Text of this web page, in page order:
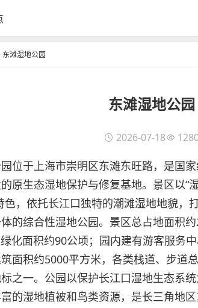
东滩湿地公园
东滩湿地公园
2026-07-18
位于上海市崇明区东滩东旺路，是国
原生态湿地保护与修复基地。景区以“
色，依托长江口独特的潮滩湿地地貌，
的综合性湿地公园。景区总占地面积
化面积约90公顷；园内建有游客服务
面积约5000平方米，各类栈道、步道
之一。公园以保护长江口湿地生态系
的湿地植被和鸟类资源，是长三角地